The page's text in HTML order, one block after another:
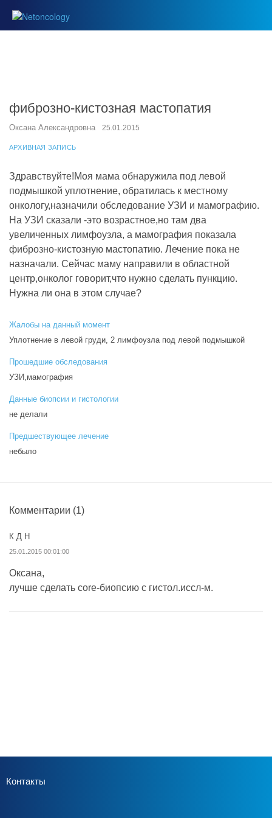
фиброзно-кистозная мастопатия
Оксана Александровна 25.01.2015
АРХИВНАЯ ЗАПИСЬ
Здравствуйте!Моя мама обнаружила под левой
подмышкой уплотнение, обратилась к местному
онкологу,назначили обследование УЗИ и мамографию.
На УЗИ сказали -это возрастное,но там два
увеличенных лимфоузла, а мамография показала
фиброзно-кистозную мастопатию. Лечение пока не
назначали. Сейчас маму направили в областной
центр,онколог говорит,что нужно сделать пункцию.
Нужна ли она в этом случае?
Жалобы на данный момент
Уплотнение в левой груди, 2 лимфоузла под левой подмышкой
Прошедшие обследования
УЗИ,мамография
Данные биопсии и гистологии
не делали
Предшествующее лечение
небыло
Комментарии (1)
К Д Н
25.01.2015 00:01:00
Оксана,
лучше сделать core-биопсию с гистол.иссл-м.
Контакты